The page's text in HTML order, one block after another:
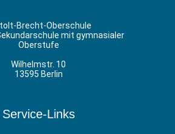
Brecht-Oberschule
mit gymnasialer
Oberstufe
Wilhelmstr. 10
13595 Berlin
Service-Links